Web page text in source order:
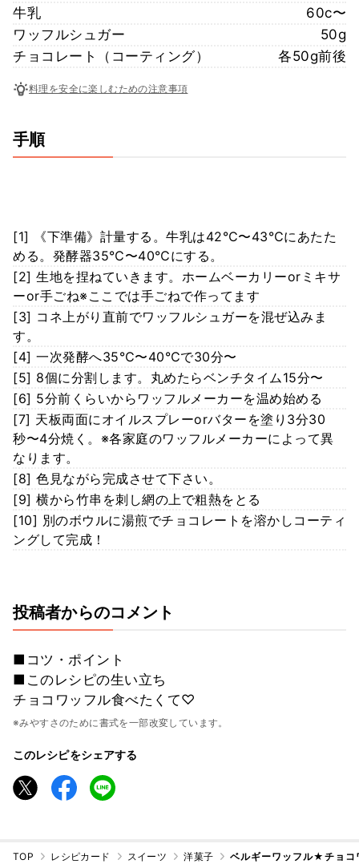
牛乳
60c〜
ワッフルシュガー
50g
チョコレート（コーティング）
各50g前後
料理を安全に楽しむための注意事項
手順
[1] 《下準備》計量する。牛乳は42℃〜43℃にあたた
める。発酵器35℃〜40℃にする。
[2] 生地を捏ねていきます。ホームベーカリーorミキサ
ーor手ごね※ここでは手ごねで作ってます
[3] コネ上がり直前でワッフルシュガーを混ぜ込みま
す。
[4] 一次発酵へ35℃〜40℃で30分〜
[5] 8個に分割します。丸めたらベンチタイム15分〜
[6] 5分前くらいからワッフルメーカーを温め始める
[7] 天板両面にオイルスプレーorバターを塗り3分30
秒〜4分焼く。※各家庭のワッフルメーカーによって異
なります。
[8] 色見ながら完成させて下さい。
[9] 横から竹串を刺し網の上で粗熱をとる
[10] 別のボウルに湯煎でチョコレートを溶かしコーティ
ングして完成！
投稿者からのコメント
■コツ・ポイント
■このレシピの生い立ち
チョコワッフル食べたくて♡
※みやすさのために書式を一部改変しています。
このレシピをシェアする
TOP レシピカード スイーツ 洋菓子 ベルギーワッフル★チョ